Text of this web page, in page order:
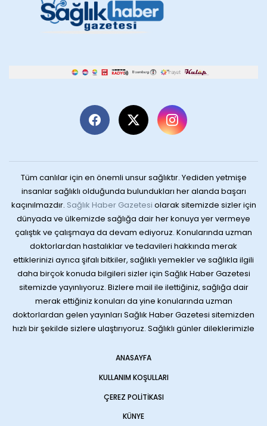
Tüm canlılar için en önemli unsur sağlıktır. Yediden yetmişe
insanlar sağlıklı olduğunda bulundukları her alanda başarı
kaçınılmazdır. Sağlık Haber Gazetesi olarak sitemizde sizler için
dünyada ve ülkemizde sağlığa dair her konuya yer vermeye
çalıştık ve çalışmaya da devam ediyoruz. Konularında uzman
doktorlardan hastalıklar ve tedavileri hakkında merak
ettiklerinizi ayrıca şifalı bitkiler, sağlıklı yemekler ve sağlıkla ilgili
daha birçok konuda bilgileri sizler için Sağlık Haber Gazetesi
sitemizde yayınlıyoruz. Bizlere mail ile ilettiğiniz, sağlığa dair
merak ettiğiniz konuları da yine konularında uzman
doktorlardan gelen yayınları Sağlık Haber Gazetesi sitemizden
hızlı bir şekilde sizlere ulaştırıyoruz. Sağlıklı günler dileklerimizle
ANASAYFA
KULLANIM KOŞULLARI
ÇEREZ POLITIKASI
KÜNYE